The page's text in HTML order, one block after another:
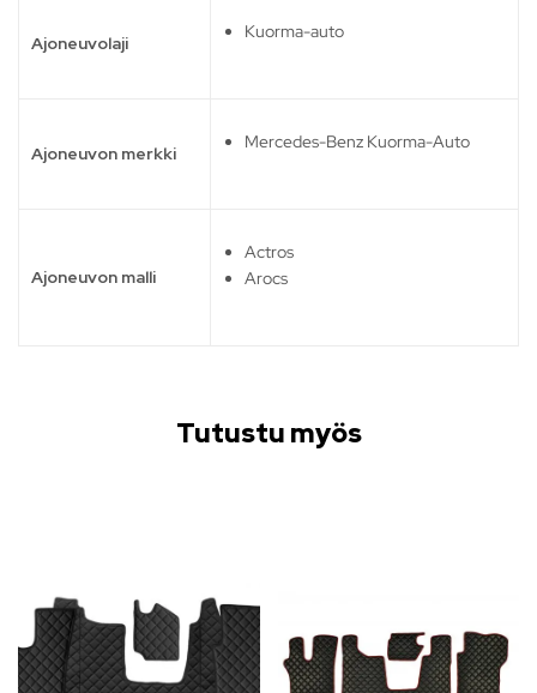
Ajoneuvolaji
Kuorma-auto
Ajoneuvon merkki
Mercedes-Benz Kuorma-Auto
Ajoneuvon malli
Actros
Arocs
Tutustu myös